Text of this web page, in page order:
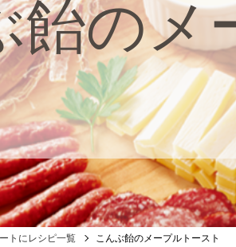
飴のメ
トにレシピ一覧 こんぶ飴のメープルトースト